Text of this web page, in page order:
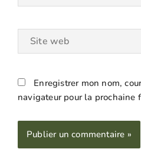
Site
Enregistrer mon nom,
navigateur pour la prochaine